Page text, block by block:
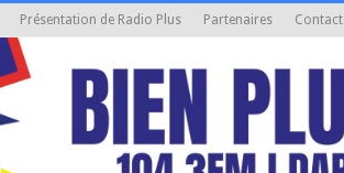
Présentation de Radio Plus Partenaires Contact